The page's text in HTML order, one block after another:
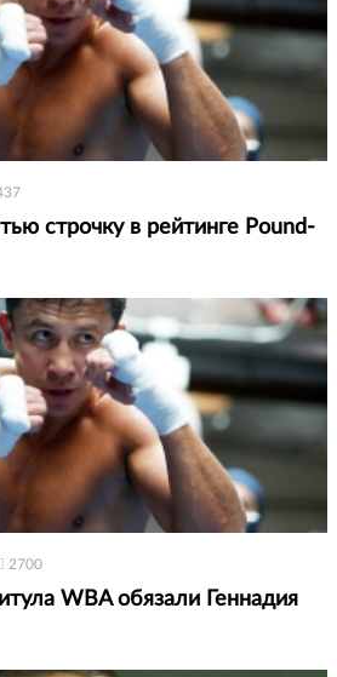
строчку в рейтинге Pound-
2700
WBA обязали Геннадия